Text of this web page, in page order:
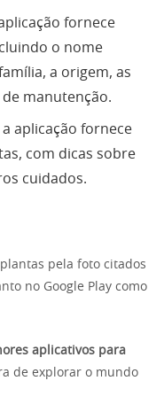
fornece
o nome
a origem, as
manutenção.
aplicação fornece
com dicas sobre
cuidados.
pela foto citados
no Google Play como
aplicativos para
de explorar o mundo